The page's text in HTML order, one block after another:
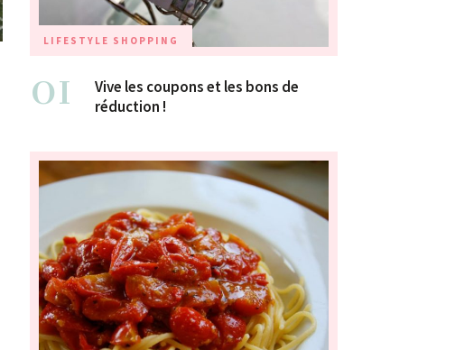
LIFESTYLE SHOPPING
01
Vive les coupons et les bons de
réduction !